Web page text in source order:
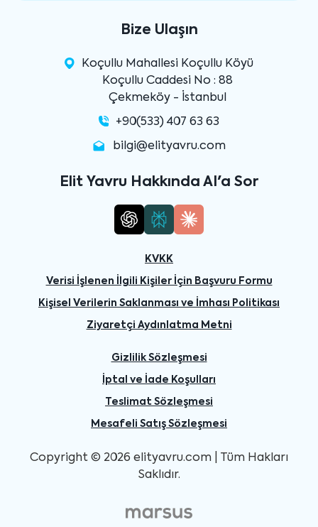
Bize Ulaşın
Koçullu Mahallesi Koçullu Köyü
Koçullu Caddesi No : 88
Çekmeköy - İstanbul
+90(533) 407 63 63
bilgi@elityavru.com
Elit Yavru Hakkında AI'a Sor
KVKK
Verisi İşlenen İlgili Kişiler İçin Başvuru Formu
Kişisel Verilerin Saklanması ve İmhası Politikası
Ziyaretçi Aydınlatma Metni
Gizlilik Sözleşmesi
İptal ve İade Koşulları
Teslimat Sözleşmesi
Mesafeli Satış Sözleşmesi
Copyright © 2026 elityavru.com | Tüm Hakları
Saklıdır.